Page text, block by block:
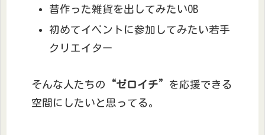
昔作った雑貨を出してみたいOB
初めてイベントに参加してみたい若手
クリエイター
そんな人たちの “ゼロイチ”
を応援できる
空間にしたいと思ってる。